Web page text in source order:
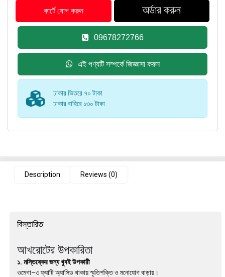
09678272766
এই পণ্যটি সম্পর্কে জিজ্ঞাসা করুন
ঢাকার ভিতরে ৭০ টাকা
ঢাকার বাহিরে ১৩০ টাকা
Description Reviews (0)
বিস্তারিত
আখরোটের উপকারিতা
১. মস্তিষ্কের জন্য খুবই উপকারী
ওমেগা–৩ ফ্যাটি অ্যাসিড থাকায় স্মৃতিশক্তি ও মনোযোগ বাড়ায়।